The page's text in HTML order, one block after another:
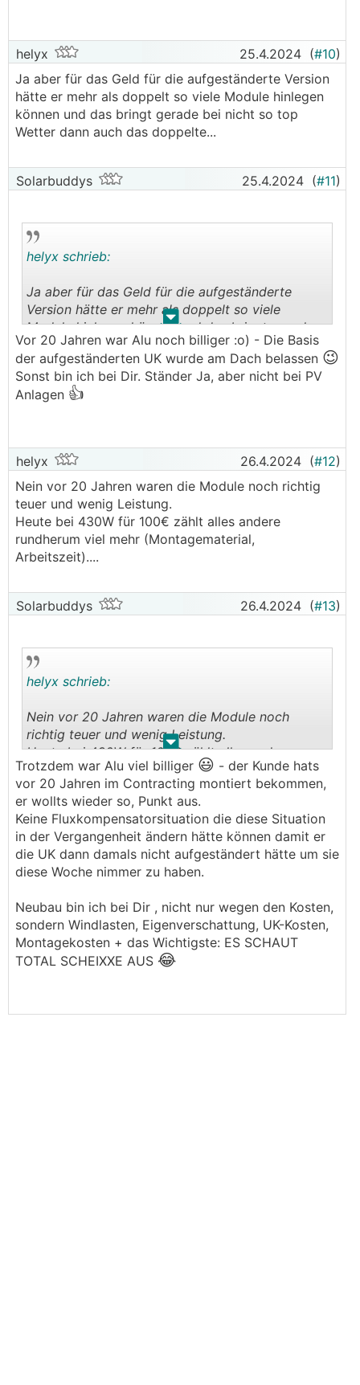
helyx 25.4.2024 (#10)
Ja aber für das Geld für die aufgeständerte Version
hätte er mehr als doppelt so viele Module hinlegen
können und das bringt gerade bei nicht so top
Wetter dann auch das doppelte...
Solarbuddys 25.4.2024 (#11)
. .
helyx schrieb:
Ja aber für das Geld für die aufgeständerte
Version hätte er mehr als doppelt so viele
Module hinlegen können und das bringt gerade
bei nicht so top Wetter dann auch das doppelte...
Vor 20 Jahren war Alu noch billiger :o) - Die Basis
der aufgeständerten UK wurde am Dach belassen 😉
Sonst bin ich bei Dir. Ständer Ja, aber nicht bei PV
Anlagen 👍
helyx 26.4.2024 (#12)
Nein vor 20 Jahren waren die Module noch richtig
teuer und wenig Leistung.
Heute bei 430W für 100€ zählt alles andere
rundherum viel mehr (Montagematerial,
Arbeitszeit)....
Solarbuddys 26.4.2024 (#13)
. .
helyx schrieb:
Nein vor 20 Jahren waren die Module noch
richtig teuer und wenig Leistung.
Heute bei 430W für 100€ zählt alles andere
rundherum viel mehr (Montagematerial,
Arbeitszeit)....
Trotzdem war Alu viel billiger 😃 - der Kunde hats
vor 20 Jahren im Contracting montiert bekommen,
er wollts wieder so, Punkt aus.
Keine Fluxkompensatorsituation die diese Situation
in der Vergangenheit ändern hätte können damit er
die UK dann damals nicht aufgeständert hätte um sie
diese Woche nimmer zu haben.
Neubau bin ich bei Dir , nicht nur wegen den Kosten,
sondern Windlasten, Eigenverschattung, UK-Kosten,
Montagekosten + das Wichtigste: ES SCHAUT
TOTAL SCHEIXXE AUS 😂